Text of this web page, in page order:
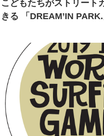
こどもたちがストリート
きる 「DREAM’IN